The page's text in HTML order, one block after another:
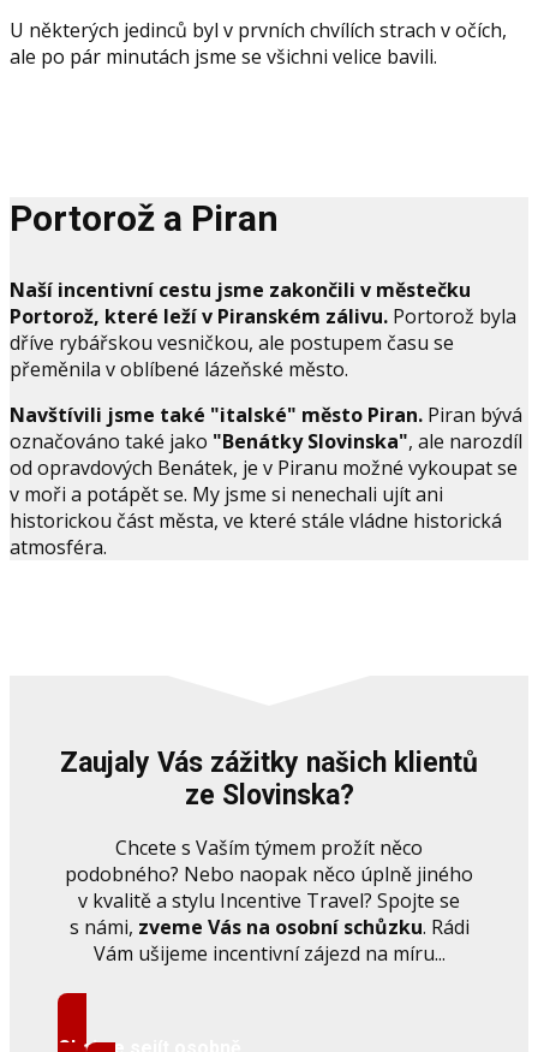
U některých jedinců byl v prvních chvílích strach v očích,
ale po pár minutách jsme se všichni velice bavili.
Portorož a Piran
Naší incentivní cestu jsme zakončili v městečku
Portorož, které leží v Piranském zálivu. Portorož byla
dříve rybářskou vesničkou, ale postupem času se
přeměnila v oblíbené lázeňské město.
Navštívili jsme také "italské" město Piran. Piran bývá
označováno také jako "Benátky Slovinska", ale narozdíl
od opravdových Benátek, je v Piranu možné vykoupat se
v moři a potápět se. My jsme si nenechali ujít ani
historickou část města, ve které stále vládne historická
atmosféra.
Zaujaly Vás zážitky našich klientů
ze Slovinska?
Chcete s Vaším týmem prožít něco
podobného? Nebo naopak něco úplně jiného
v kvalitě a stylu Incentive Travel? Spojte se
s námi, zveme Vás na osobní schůzku. Rádi
Vám ušijeme incentivní zájezd na míru...